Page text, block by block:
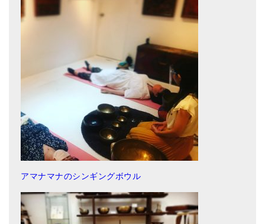
About Us
お客様の声
特商法の表記
アマナマナのシンギングボウル